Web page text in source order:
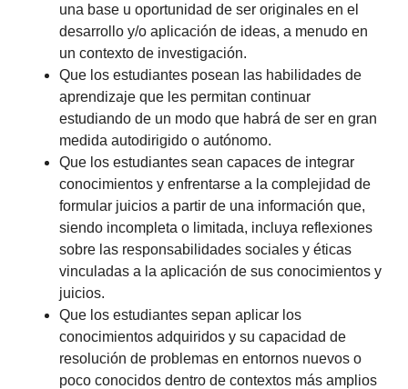
una base u oportunidad de ser originales en el
desarrollo y/o aplicación de ideas, a menudo en
un contexto de investigación.
Que los estudiantes posean las habilidades de
aprendizaje que les permitan continuar
estudiando de un modo que habrá de ser en gran
medida autodirigido o autónomo.
Que los estudiantes sean capaces de integrar
conocimientos y enfrentarse a la complejidad de
formular juicios a partir de una información que,
siendo incompleta o limitada, incluya reflexiones
sobre las responsabilidades sociales y éticas
vinculadas a la aplicación de sus conocimientos y
juicios.
Que los estudiantes sepan aplicar los
conocimientos adquiridos y su capacidad de
resolución de problemas en entornos nuevos o
poco conocidos dentro de contextos más amplios